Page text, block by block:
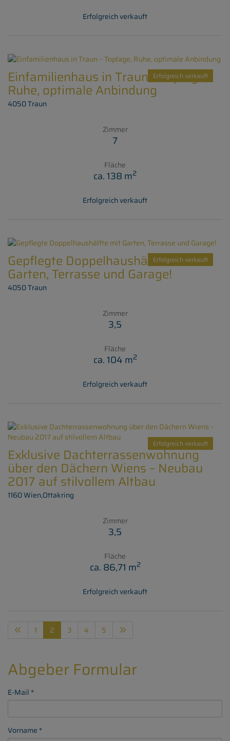
Erfolgreich verkauft
Erfolgreich verkauft
Einfamilienhaus in Traun – Toplage,
Ruhe, optimale Anbindung
4050 Traun
Zimmer
7
Fläche
ca. 138 m2
Erfolgreich verkauft
Erfolgreich verkauft
Gepflegte Doppelhaushälfte mit
Garten, Terrasse und Garage!
4050 Traun
Zimmer
3,5
Fläche
ca. 104 m2
Erfolgreich verkauft
Erfolgreich verkauft
Exklusive Dachterrassenwohnung
über den Dächern Wiens – Neubau
2017 auf stilvollem Altbau
1160 Wien,Ottakring
Zimmer
3,5
Fläche
ca. 86,71 m2
Erfolgreich verkauft
1 2 3 4 5
Abgeber Formular
E-Mail
Vorname